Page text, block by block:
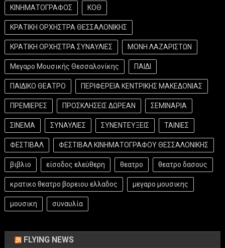
ΚΙΝΗΜΑΤΟΓΡΑΦΟΣ ΚΟΘ
ΚΡΑΤΙΚΗ ΟΡΧΗΣΤΡΑ ΘΕΣΣΑΛΟΝΙΚΗΣ
ΚΡΑΤΙΚΗ ΟΡΧΗΣΤΡΑ ΣΥΝΑΥΛΙΕΣ ΜΟΝΗ ΛΑΖΑΡΙΣΤΩΝ
Μεγαρο Μουσικής Θεσσαλονίκης ΠΑΙΔΙ
ΠΑΙΔΙΚΟ ΘΕΑΤΡΟ ΠΕΡΙΦΕΡΕΙΑ ΚΕΝΤΡΙΚΗΣ ΜΑΚΕΔΟΝΙΑΣ
ΠΡΕΜΙΕΡΕΣ ΠΡΟΣΚΛΗΣΕΙΣ ΔΩΡΕΑΝ ΣΕΜΙΝΑΡΙΑ
ΣΙΝΕΜΑ ΣΥΝΑΥΛΙΕΣ ΣΥΝΕΝΤΕΥΞΕΙΣ ΤΑΙΝΙΕΣ
ΦΕΣΤΙΒΑΛ ΦΕΣΤΙΒΑΛ ΚΙΝΗΜΑΤΟΓΡΑΦΟΥ ΘΕΣΣΑΛΟΝΙΚΗΣ
βιβλιο είσοδος ελεύθερη θεατρο θεατρο δασους
κρατικο θεατρο βορειου ελλαδος μεγαρο μουσικης
μουσικη συναυλία
FLYING NEWS